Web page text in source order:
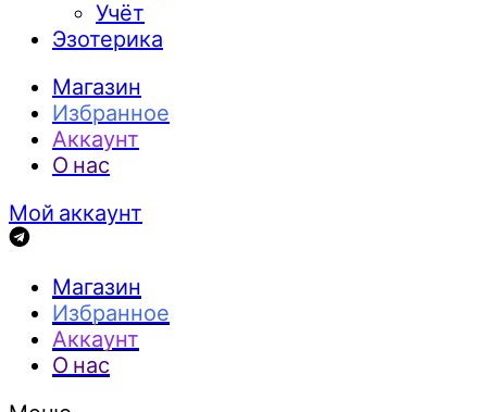
Учёт
Эзотерика
Магазин
Избранное
Аккаунт
О нас
Мой аккаунт
Магазин
Избранное
Аккаунт
О нас